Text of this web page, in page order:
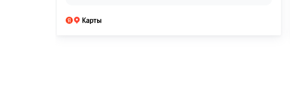
высадки в грунт, так как были
заморозки и сажать было нельзя. Еще